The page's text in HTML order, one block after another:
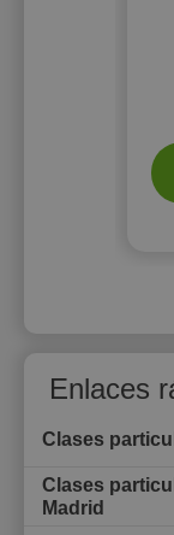
Enlaces
Clases
Clases
Madrid